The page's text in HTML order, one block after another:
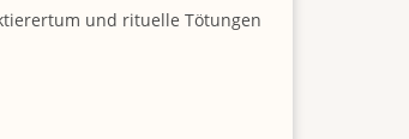
und rituelle Tötungen